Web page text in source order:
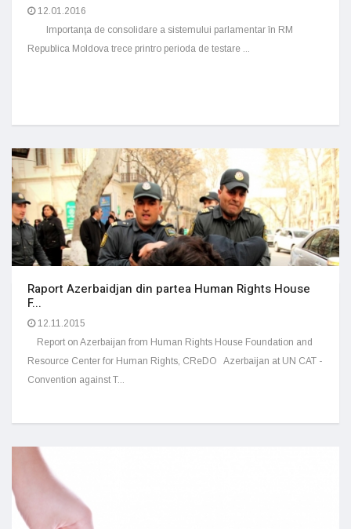
12.01.2016
Importanţa de consolidare a sistemului parlamentar în RM
Republica Moldova trece printro perioda de testare ...
Raport Azerbaidjan din partea Human Rights House
F...
12.11.2015
Report on Azerbaijan from Human Rights House Foundation and
Resource Center for Human Rights, CReDO Azerbaijan at UN CAT -
Convention against T...